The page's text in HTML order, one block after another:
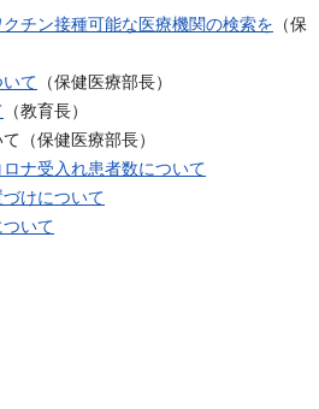
チン接種可能な医療機関の検索を （保
て （保健医療部長）
（教育長）
（保健医療部長）
ナ受入れ患者数について
けについて
いて